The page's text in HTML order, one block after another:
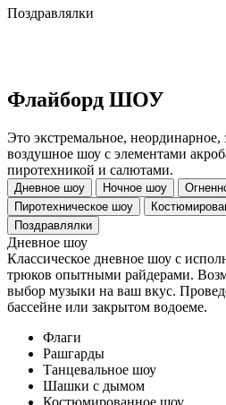
Поздравлялки
Флайборд ШОУ
Это экстремальное,
воздушное шоу с элементами
пиротехникой и салютами.
Дневное шоу Ночное шоу
Пиротехническое шоу
Поздравлялки
Дневное шоу
Классическое дневное шоу с
трюков опытными райдерами.
выбор музыки на ваш вкус.
бассейне или закрытом водоеме.
Флаги
Рашгарды
Танцевальное шоу
Шашки с дымом